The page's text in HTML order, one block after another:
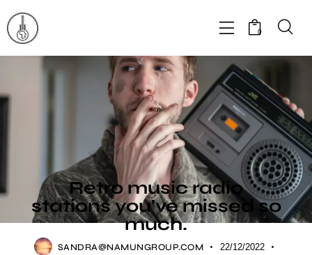
0
FESTIVALS
Retro music radio
stations you’ve missed so
much.
SANDRA@NAMUNGROUP.COM
22/12/2022